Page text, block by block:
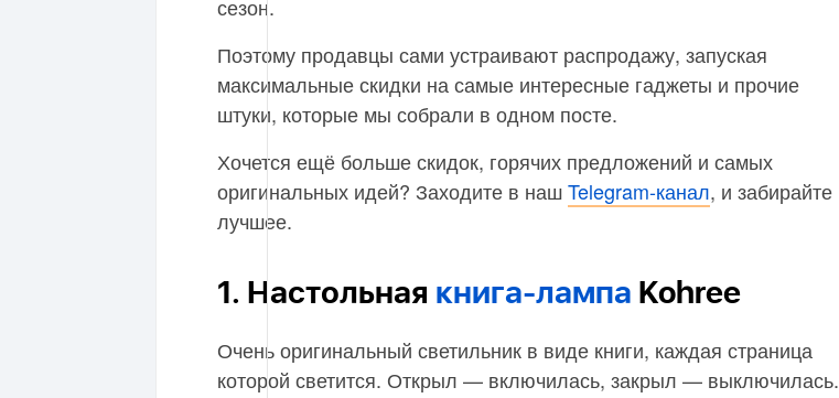
сезон.
Поэтому продавцы сами устраивают распродажу, запуская
максимальные скидки на самые интересные гаджеты и прочие
штуки, которые мы собрали в одном посте.
Хочется ещё больше скидок, горячих предложений и самых
оригинальных идей? Заходите в нашTelegram-канал, и забирайте
лучшее.
1. Настольная книга-лампа Kohree
Очень оригинальный светильник в виде книги, каждая страница
которой светится. Открыл — включилась, закрыл — выключилась.